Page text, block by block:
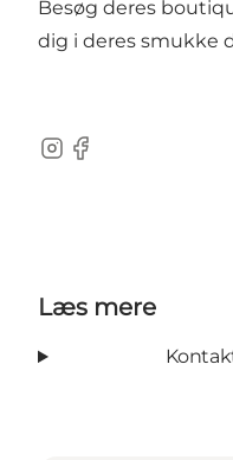
Besøg deres
dig i deres smukke
Instagram
Facebook
Læs mere